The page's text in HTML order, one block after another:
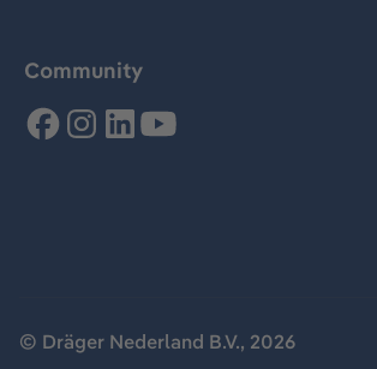
Community
© Dräger Nederland B.V., 2026